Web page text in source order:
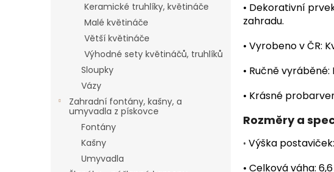
Keramické truhlíky, květináče
Malé květináče
Větší květináče
Výhodné sety květináčů, truhlíků
Sloupky
Vázy
Zahradní fontány, kašny, a
umyvadla z pískovce
Fontány
Kašny
Umyvadla
• Dekorativní
zahradu.
• Vyrobeno v ČR:
• Ručně
• Krásné
Rozměry a
• Výška
• Celková váha: